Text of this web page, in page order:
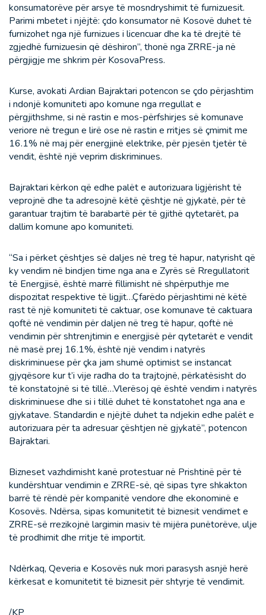
konsumatorëve për arsye të mosndryshimit të furnizuesit.
Parimi mbetet i njëjtë: çdo konsumator në Kosovë duhet të
furnizohet nga një furnizues i licencuar dhe ka të drejtë të
zgjedhë furnizuesin që dëshiron”, thonë nga ZRRE-ja në
përgjigje me shkrim për KosovaPress.
Kurse, avokati Ardian Bajraktari potencon se çdo përjashtim
i ndonjë komuniteti apo komune nga rregullat e
përgjithshme, si në rastin e mos-përfshirjes së komunave
veriore në tregun e lirë ose në rastin e rritjes së çmimit me
16.1% në maj për energjinë elektrike, për pjesën tjetër të
vendit, është një veprim diskriminues.
Bajraktari kërkon që edhe palët e autorizuara ligjërisht të
veprojnë dhe ta adresojnë këtë çështje në gjykatë, për të
garantuar trajtim të barabartë për të gjithë qytetarët, pa
dallim komune apo komuniteti.
“Sa i përket çështjes së daljes në treg të hapur, natyrisht që
ky vendim në bindjen time nga ana e Zyrës së Rregullatorit
të Energjisë, është marrë fillimisht në shpërputhje me
dispozitat respektive të ligjit…Çfarëdo përjashtimi në këtë
rast të një komuniteti të caktuar, ose komunave të caktuara
qoftë në vendimin për daljen në treg të hapur, qoftë në
vendimin për shtrenjtimin e energjisë për qytetarët e vendit
në masë prej 16.1%, është një vendim i natyrës
diskriminuese për çka jam shumë optimist se instancat
gjyqësore kur t’i vije radha do ta trajtojnë, përkatësisht do
të konstatojnë si të tillë…Vlerësoj që është vendim i natyrës
diskriminuese dhe si i tillë duhet të konstatohet nga ana e
gjykatave. Standardin e njëjtë duhet ta ndjekin edhe palët e
autorizuara për ta adresuar çështjen në gjykatë”, potencon
Bajraktari.
Bizneset vazhdimisht kanë protestuar në Prishtinë për të
kundërshtuar vendimin e ZRRE-së, që sipas tyre shkakton
barrë të rëndë për kompanitë vendore dhe ekonominë e
Kosovës. Ndërsa, sipas komunitetit të biznesit vendimet e
ZRRE-së rrezikojnë largimin masiv të mijëra punëtorëve, ulje
të prodhimit dhe rritje të importit.
Ndërkaq, Qeveria e Kosovës nuk mori parasysh asnjë herë
kërkesat e komunitetit të biznesit për shtyrje të vendimit.